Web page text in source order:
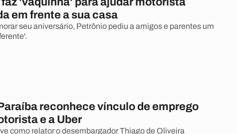
em frente a sua casa
seu aniversário, Petrônio pediu a amigos e parentes um
reconhece vínculo de emprego
e a Uber
como relator o desembargador Thiago de Oliveira